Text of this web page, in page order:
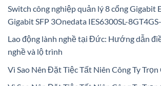
Switch công nghiệp quản lý 8 cổng Gigabit
Gigabit SFP 3Onedata IES6300SL-
Lao động lành nghề tại Đức: Hướng dẫn
nghề và lộ trình
Vì Sao Nên Đặt Tiệc Tất Niên Công Ty Trọn